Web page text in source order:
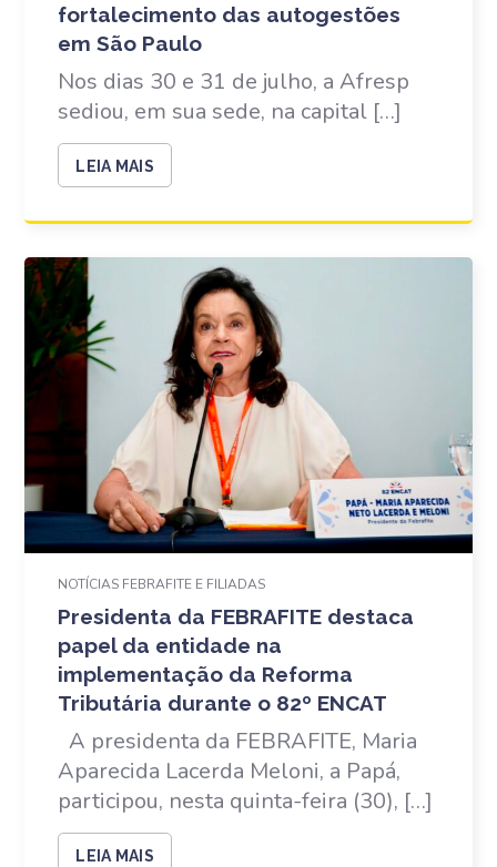
fortalecimento das autogestões
em São Paulo
Nos dias 30 e 31 de julho, a Afresp
sediou, em sua sede, na capital […]
LEIA MAIS
NOTÍCIAS FEBRAFITE E FILIADAS
Presidenta da FEBRAFITE destaca
papel da entidade na
implementação da Reforma
Tributária durante o 82º ENCAT
A presidenta da FEBRAFITE, Maria
Aparecida Lacerda Meloni, a Papá,
participou, nesta quinta-feira (30), […]
LEIA MAIS